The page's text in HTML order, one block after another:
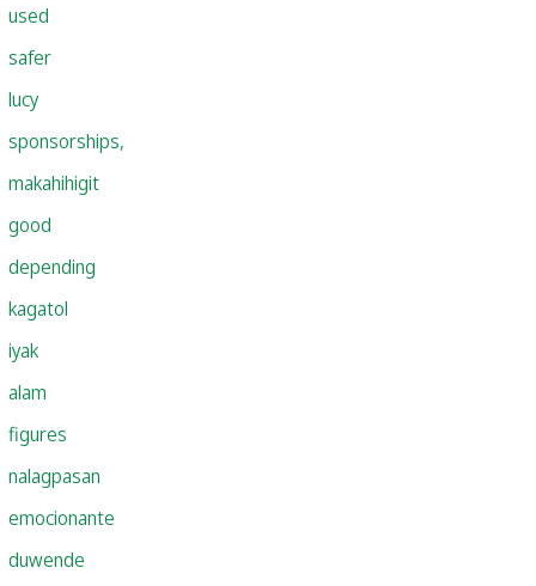
used
safer
lucy
sponsorships,
makahihigit
good
depending
kagatol
iyak
alam
figures
nalagpasan
emocionante
duwende